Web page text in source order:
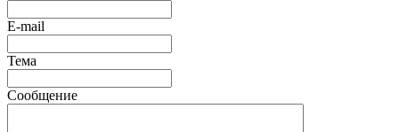
E-mail
Тема
Сообщение